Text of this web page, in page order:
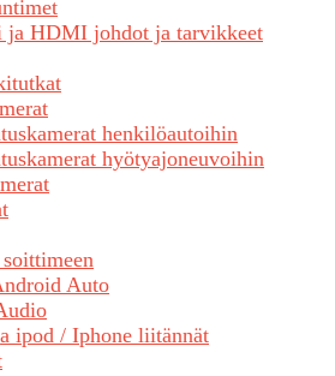
ja HDMI johdot ja tarvikkeet
henkilöautoihin
hyötyajoneuvoihin
Auto
ipod / Iphone liitännät